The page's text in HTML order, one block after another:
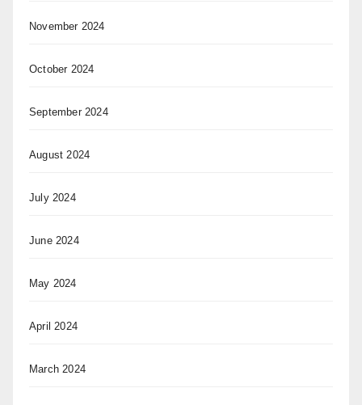
November 2024
October 2024
September 2024
August 2024
July 2024
June 2024
May 2024
April 2024
March 2024